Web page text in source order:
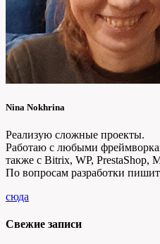
Nina Nokhrina
Реализую сложные проекты.
Работаю с любыми
также с Bitrix, WP, PrestaShop,
По вопросам разработки
сюда
Свежие записи